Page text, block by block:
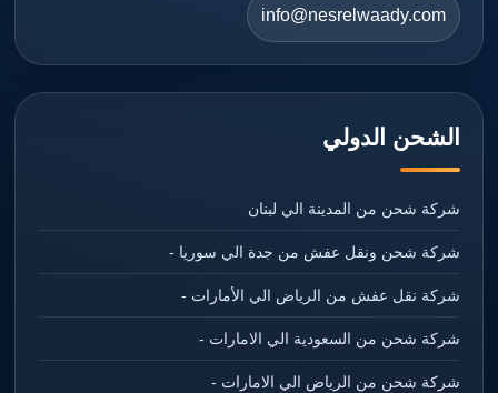
info@nesrelwaady.com
الشحن الدولي
شركة شحن من المدينة الي لبنان
شركة شحن ونقل عفش من جدة الي سوريا -
شركة نقل عفش من الرياض الي الأمارات -
شركة شحن من السعودية الي الامارات -
شركة شحن من الرياض الي الامارات -